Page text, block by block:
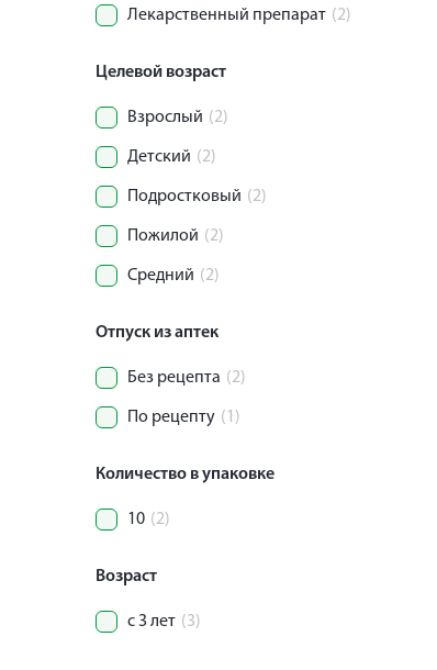
Лекарственный препарат (2)
Целевой возраст
Взрослый (2)
Детский (2)
Подростковый (2)
Пожилой (2)
Средний (2)
Отпуск из аптек
Без рецепта (2)
По рецепту (1)
Количество в упаковке
10 (2)
Возраст
с 3 лет (3)